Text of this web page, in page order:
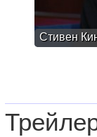
Стивен